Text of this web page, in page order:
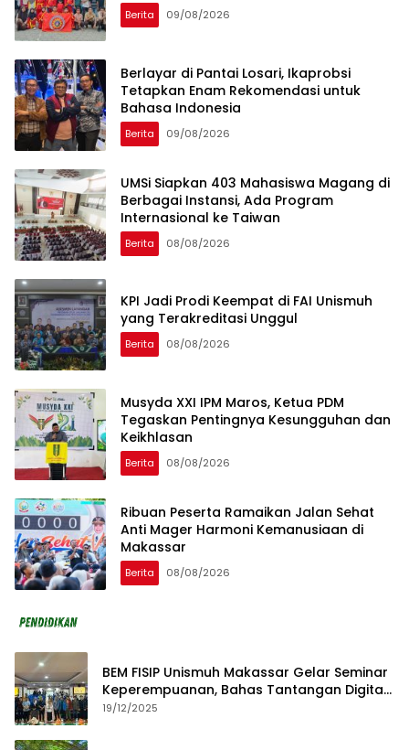
Berita 09/08/2026
Berlayar di Pantai Losari, Ikaprobsi
Tetapkan Enam Rekomendasi untuk
Bahasa Indonesia
Berita 09/08/2026
UMSi Siapkan 403 Mahasiswa Magang di
Berbagai Instansi, Ada Program
Internasional ke Taiwan
Berita 08/08/2026
KPI Jadi Prodi Keempat di FAI Unismuh
yang Terakreditasi Unggul
Berita 08/08/2026
Musyda XXI IPM Maros, Ketua PDM
Tegaskan Pentingnya Kesungguhan dan
Keikhlasan
Berita 08/08/2026
Ribuan Peserta Ramaikan Jalan Sehat
Anti Mager Harmoni Kemanusiaan di
Makassar
Berita 08/08/2026
BEM FISIP Unismuh Makassar Gelar Seminar
Keperempuanan, Bahas Tantangan Digital
dan Budaya Lokal
19/12/2025